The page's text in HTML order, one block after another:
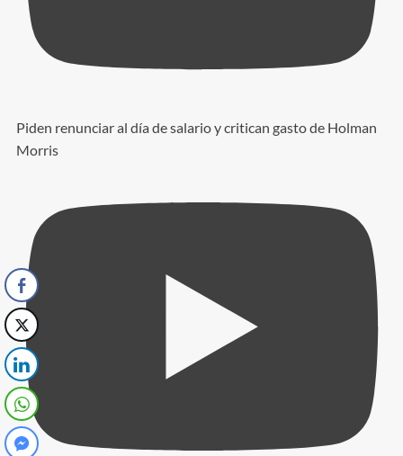
Piden renunciar al día de salario y critican gasto de Holman
Morris